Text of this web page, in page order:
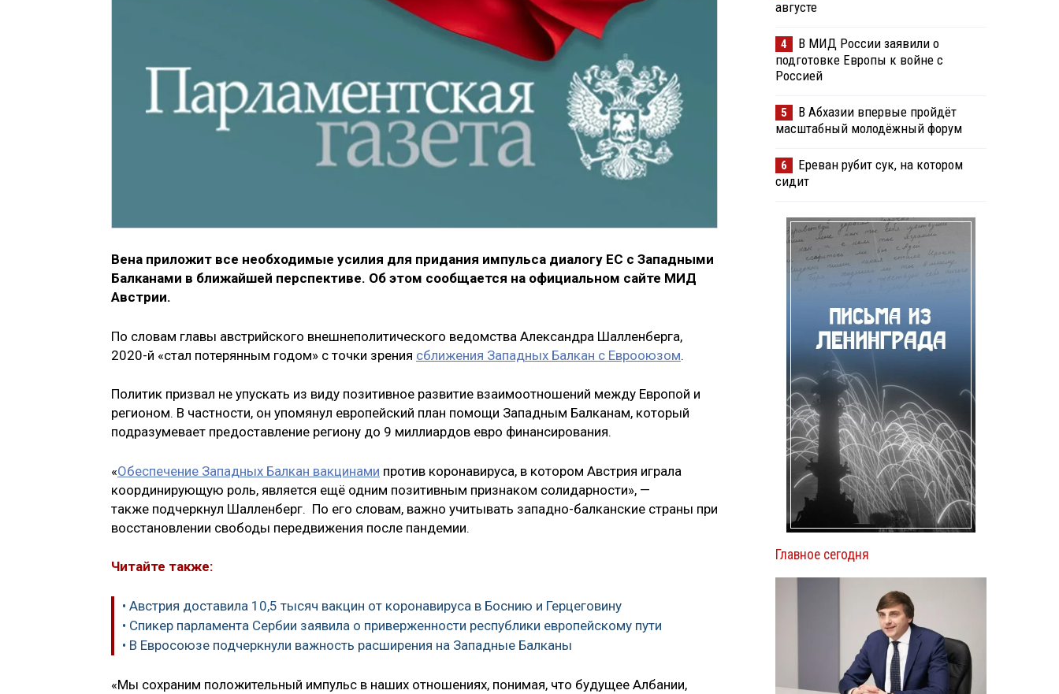
Вена приложит все необходимые усилия для придания импульса диалогу ЕС с Западными
Балканами в ближайшей перспективе. Об этом сообщается на официальном сайте МИД
Австрии.
По словам главы австрийского внешнеполитического ведомства Александра Шалленберга,
2020-й «стал потерянным годом» с точки зрения сближения Западных Балкан с Еврооюзом.
Политик призвал не упускать из виду позитивное развитие взаимоотношений между Европой и
регионом. В частности, он упомянул европейский план помощи Западным Балканам, который
подразумевает предоставление региону до 9 миллиардов евро финансирования.
«Обеспечение Западных Балкан вакцинами против коронавируса, в котором Австрия играла
координирующую роль, является ещё одним позитивным признаком солидарности», —
также подчеркнул Шалленберг. По его словам, важно учитывать западно-балканские страны при
восстановлении свободы передвижения после пандемии.
Читайте также:
• Австрия доставила 10,5 тысяч вакцин от коронавируса в Боснию и Герцеговину
• Спикер парламента Сербии заявила о приверженности республики европейскому пути
• В Евросоюзе подчеркнули важность расширения на Западные Балканы
«Мы сохраним положительный импульс в наших отношениях, понимая, что будущее Албании,
августе
4
В МИД России заявили о
подготовке Европы к войне с
Россией
5
В Абхазии впервые пройдёт
масштабный молодёжный форум
6
Ереван рубит сук, на котором
сидит
Главное сегодня